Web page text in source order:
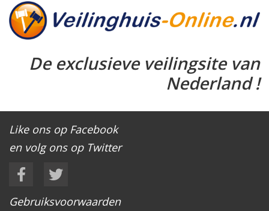
De exclusieve veilingsite van
Nederland !
Like ons op Facebook
en volg ons op Twitter
Gebruiksvoorwaarden